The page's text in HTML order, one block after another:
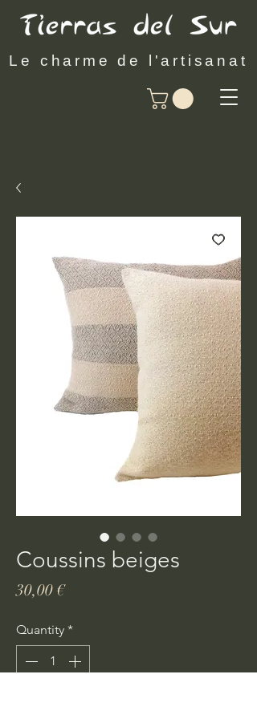
Le charme de l'artisanat
Coussins beiges
30,00 €Price
Quantity *